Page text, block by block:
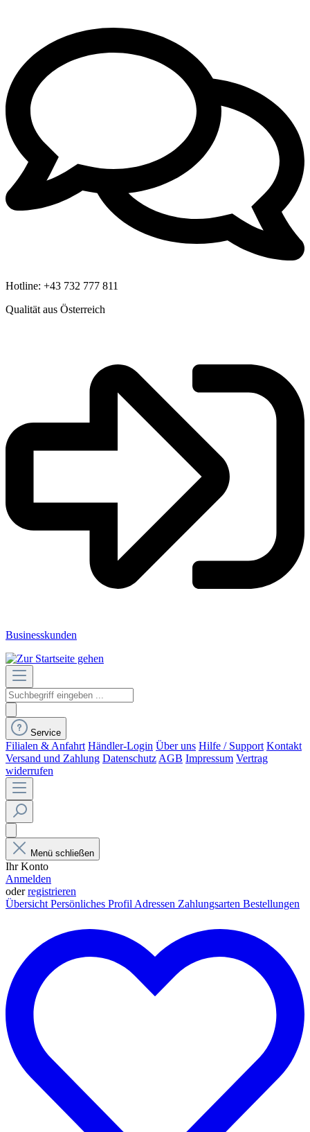
Hotline: +43 732 777 811
Qualität aus Österreich
Businesskunden
Service
Filialen & Anfahrt Händler-Login Über uns Hilfe / Support Kontakt
Versand und Zahlung Datenschutz AGB Impressum Vertrag
widerrufen
Menü schließen
Ihr Konto
Anmelden
oderregistrieren
Übersicht Persönliches Profil Adressen Zahlungsarten Bestellungen